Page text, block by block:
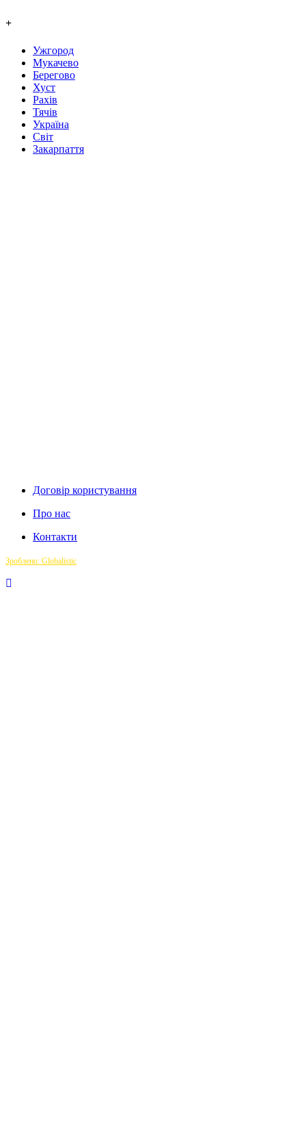
+
Ужгород
Мукачево
Берегово
Хуст
Рахів
Тячів
Україна
Світ
Закарпаття
Договір користування
Про нас
Контакти
Зроблено: Globalistic